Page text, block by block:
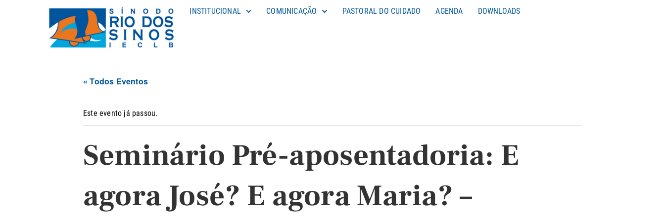
INSTITUCIONAL COMUNICAÇÃO PASTORAL DO CUIDADO AGENDA DOWNLOADS
« Todos Eventos
Este evento já passou.
Seminário Pré-aposentadoria: E
agora José? E agora Maria? –